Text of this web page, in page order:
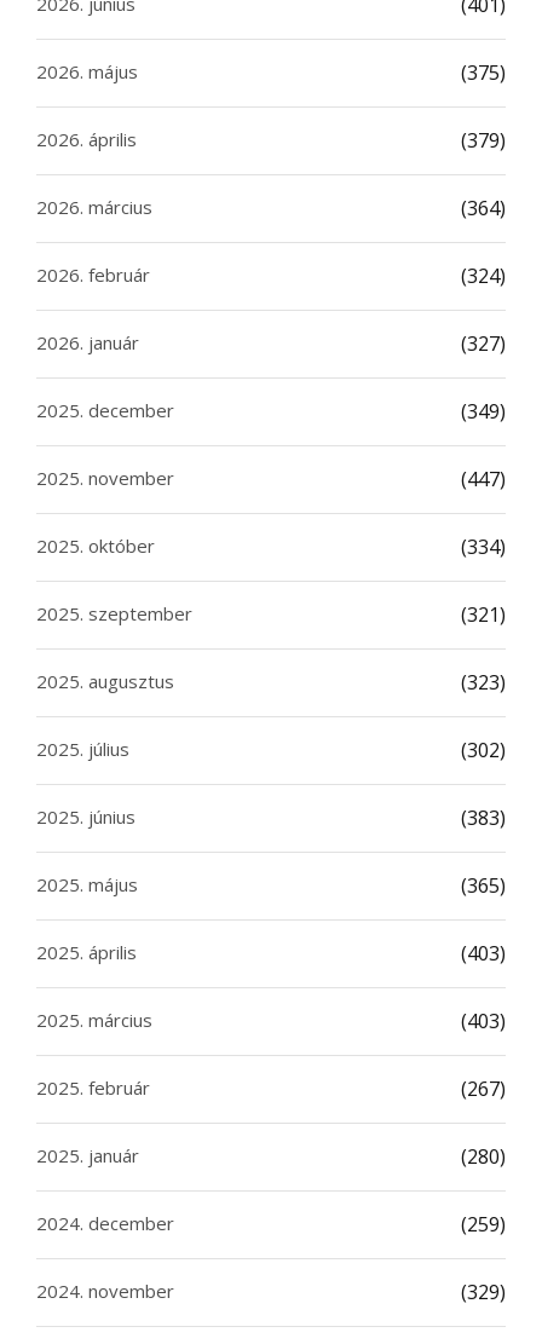
2026. május (375)
2026. április (379)
2026. március (364)
2026. február (324)
2026. január (327)
2025. december (349)
2025. november (447)
2025. október (334)
2025. szeptember (321)
2025. augusztus (323)
2025. július (302)
2025. június (383)
2025. május (365)
2025. április (403)
2025. március (403)
2025. február (267)
2025. január (280)
2024. december (259)
2024. november (329)